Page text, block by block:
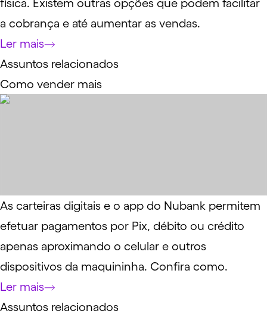
física. Existem outras opções que podem facilitar
a cobrança e até aumentar as vendas.
Ler mais
Assuntos relacionados
Como vender mais
As carteiras digitais e o app do Nubank permitem
efetuar pagamentos por Pix, débito ou crédito
apenas aproximando o celular e outros
dispositivos da maquininha. Confira como.
Ler mais
Assuntos relacionados